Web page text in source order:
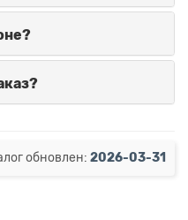
обновлен: 2026-03-31